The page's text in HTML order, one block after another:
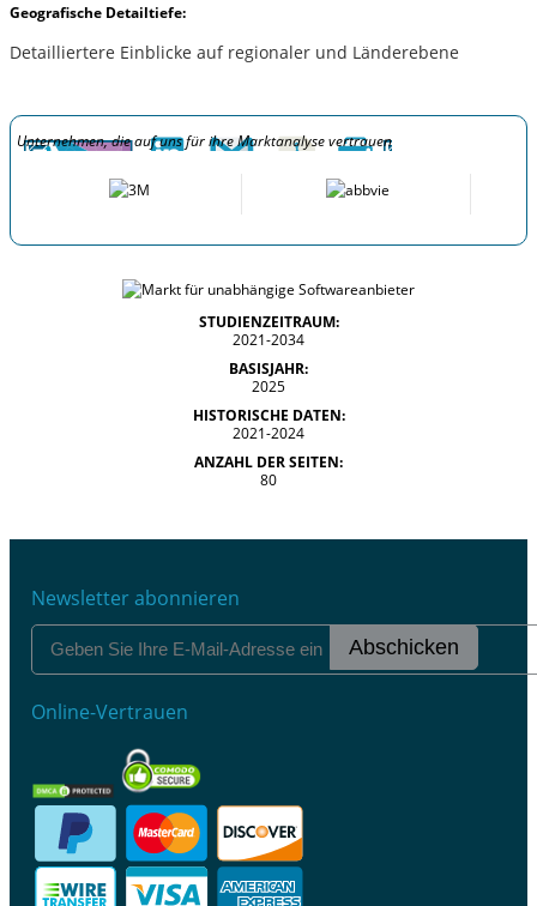
Geografische Detailtiefe:
Detailliertere Einblicke auf regionaler und Länderebene
Unternehmen, die auf uns für ihre Marktanalyse vertrauen
STUDIENZEITRAUM:
2021-2034
BASISJAHR:
2025
HISTORISCHE DATEN:
2021-2024
ANZAHL DER SEITEN:
80
Newsletter abonnieren
Abschicken
Online-Vertrauen